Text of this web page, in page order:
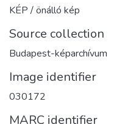
KÉP / önálló kép
Source collection
Budapest-képarchívum
Image identifier
030172
MARC identifier